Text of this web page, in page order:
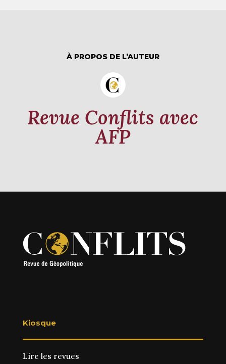
À PROPOS DE L’AUTEUR
Revue Conflits avec
AFP
Kiosque
Lire les revues